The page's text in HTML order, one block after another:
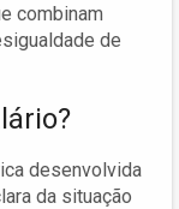
combinam
de
desenvolvida
da situação